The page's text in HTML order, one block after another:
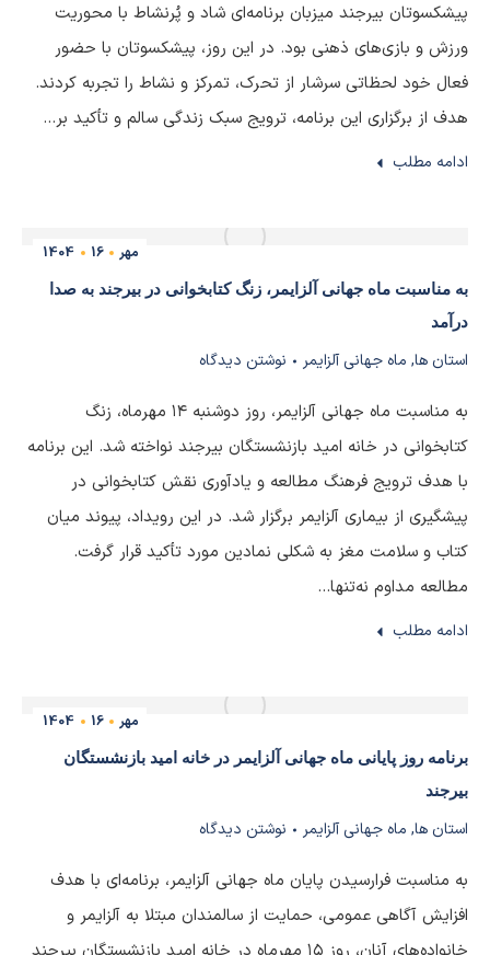
پیشکسوتان بیرجند میزبان برنامه‌ای شاد و پُرنشاط با محوریت
ورزش و بازی‌های ذهنی بود. در این روز، پیشکسوتان با حضور
فعال خود لحظاتی سرشار از تحرک، تمرکز و نشاط را تجربه کردند.
هدف از برگزاری این برنامه، ترویج سبک زندگی سالم و تأکید بر…
ادامه مطلب
مهر 16
1404
به مناسبت ماه جهانی آلزایمر، زنگ کتابخوانی در بیرجند به صدا
درآمد
استان ها, ماه جهانی آلزایمر نوشتن دیدگاه
به مناسبت ماه جهانی آلزایمر، روز دوشنبه ۱۴ مهرماه، زنگ
کتابخوانی در خانه امید بازنشستگان بیرجند نواخته شد. این برنامه
با هدف ترویج فرهنگ مطالعه و یادآوری نقش کتابخوانی در
پیشگیری از بیماری آلزایمر برگزار شد. در این رویداد، پیوند میان
کتاب و سلامت مغز به شکلی نمادین مورد تأکید قرار گرفت.
مطالعه مداوم نه‌تنها…
ادامه مطلب
مهر 16
1404
برنامه روز پایانی ماه جهانی آلزایمر در خانه امید بازنشستگان
بیرجند
استان ها, ماه جهانی آلزایمر نوشتن دیدگاه
به مناسبت فرارسیدن پایان ماه جهانی آلزایمر، برنامه‌ای با هدف
افزایش آگاهی عمومی، حمایت از سالمندان مبتلا به آلزایمر و